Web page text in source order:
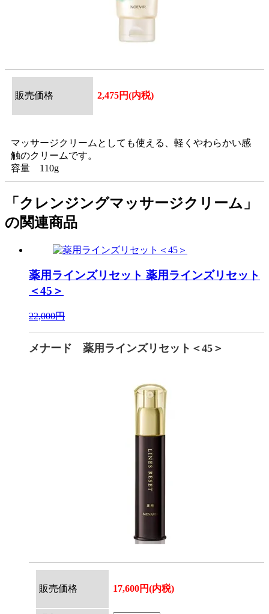
販売価格 2,475円(内税)
マッサージクリームとしても使える、軽くやわらかい感
触のクリームです。
容量 110g
「クレンジングマッサージクリーム」
の関連商品
薬用ラインズリセット 薬用ラインズリセット
＜45＞
22,000円
メナード 薬用ラインズリセット＜45＞
販売価格 17,600円(内税)